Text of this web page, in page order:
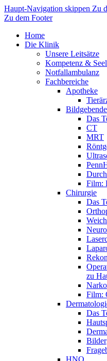
Haupt-Navigation skippen Zu
Zu dem Footer
Home
Die Klinik
Unsere Leitsätze
Kompetenz &
Notfallambulanz
Fachbereiche
Apotheke
Das
CT
MRT
Film:
Chirurgie
Das
zu
Film:
Das
HNO